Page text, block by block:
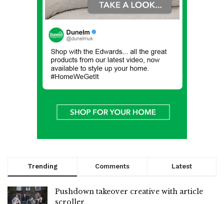
Trending Comments Latest
Pushdown takeover creative with article